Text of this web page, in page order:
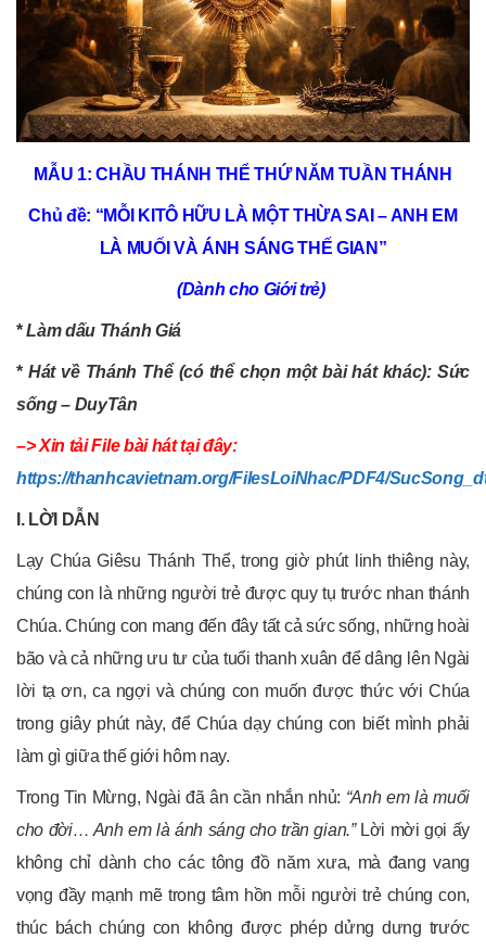
MẪU 1: CHẦU THÁNH THỂ THỨ NĂM TUẦN THÁNH
Chủ đề: “MỖI KITÔ HỮU LÀ MỘT THỪA SAI – ANH EM
LÀ MUỐI VÀ ÁNH SÁNG THẾ GIAN”
(Dành cho Giới trẻ)
*Làm dấu Thánh Giá
* Hát về Thánh Thể (có thể chọn một bài hát khác): Sức
sống – DuyTân
–> Xin tải File bài hát tại đây:
https://thanhcavietnam.org/FilesLoiNhac/PDF4/
I. LỜI DẪN
Lạy Chúa Giêsu Thánh Thể, trong giờ phút linh thiêng này,
chúng con là những người trẻ được quy tụ trước nhan thánh
Chúa. Chúng con mang đến đây tất cả sức sống, những hoài
bão và cả những ưu tư của tuổi thanh xuân để dâng lên Ngài
lời tạ ơn, ca ngợi và chúng con muốn được thức với Chúa
trong giây phút này, để Chúa dạy chúng con biết mình phải
làm gì giữa thế giới hôm nay.
Trong Tin Mừng, Ngài đã ân cần nhắn nhủ: “Anh em là muối
cho đời… Anh em là ánh sáng cho trần gian.”Lời mời gọi ấy
không chỉ dành cho các tông đồ năm xưa, mà đang vang
vọng đầy mạnh mẽ trong tâm hồn mỗi người trẻ chúng con,
thúc bách chúng con không được phép dửng dưng trước